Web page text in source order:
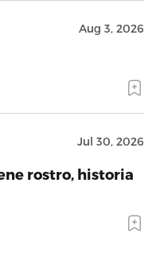
Aug 3, 2026
Jul 30, 2026
rostro, historia